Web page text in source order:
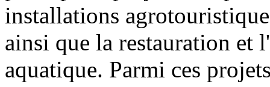
installations
ainsi que la restauration et
aquatique. Parmi ces